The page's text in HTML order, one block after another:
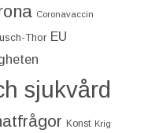
Coronavaccin
Thor EU
sjukvård
Konst Krig